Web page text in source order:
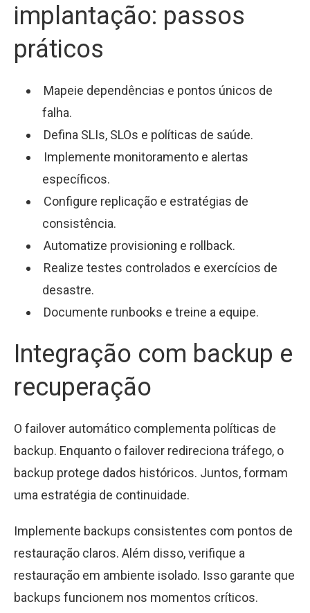
implantação: passos
práticos
Mapeie dependências e pontos únicos de
falha.
Defina SLIs, SLOs e políticas de saúde.
Implemente monitoramento e alertas
específicos.
Configure replicação e estratégias de
consistência.
Automatize provisioning e rollback.
Realize testes controlados e exercícios de
desastre.
Documente runbooks e treine a equipe.
Integração com backup e
recuperação
O failover automático complementa políticas de
backup. Enquanto o failover redireciona tráfego, o
backup protege dados históricos. Juntos, formam
uma estratégia de continuidade.
Implemente backups consistentes com pontos de
restauração claros. Além disso, verifique a
restauração em ambiente isolado. Isso garante que
backups funcionem nos momentos críticos.